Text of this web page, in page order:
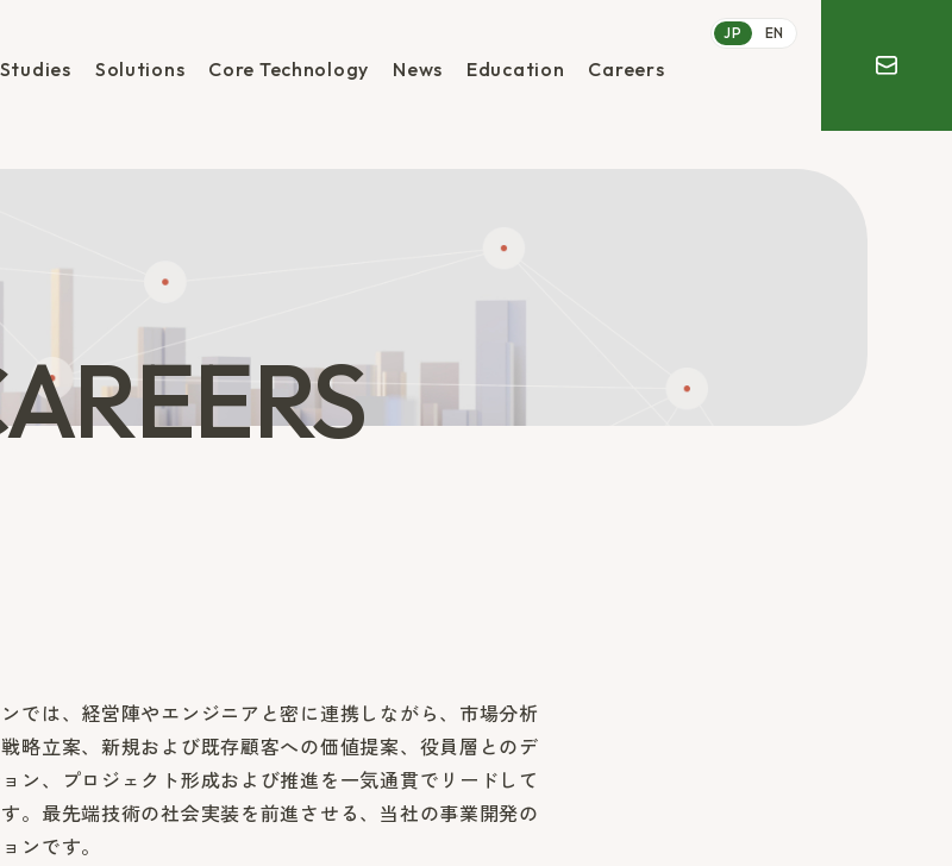
Solutions Core Technology News Education Careers
JP EN
では、経営陣やエンジニアと密に連携しながら、市場分析
略立案、新規および既存顧客への価値提案、役員層とのデ
ン、プロジェクト形成および推進を一気通貫でリードして
。最先端技術の社会実装を前進させる、当社の事業開発の
ンです。